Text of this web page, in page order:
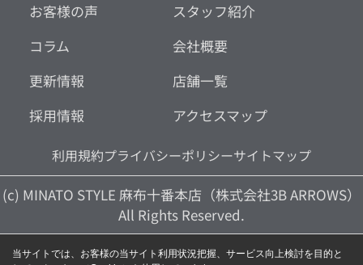
お客様の声
コラム
更新情報
採用情報
スタッフ紹介
会社概要
店舗一覧
アクセスマップ
利用規約プライバシーポリシーサイトマップ
(c) MINATO STYLE 麻布十番本店（株式会社3B ARROWS）
All Rights Reserved.
当サイトでは、お客様の当サイト利用状況把握、サービス向上検討を目的と